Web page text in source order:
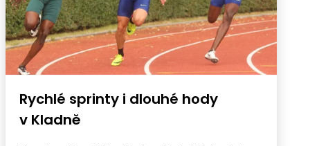
Rychlé sprinty i dlouhé hody
v Kladně